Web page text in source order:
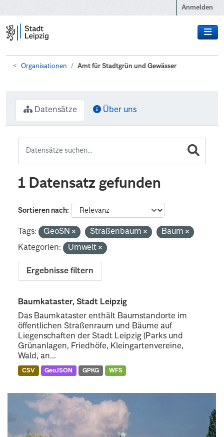
Anmelden
Organisationen Amt für Stadtgrün und Gewässer
Datensätze Über uns
1 Datensatz gefunden
Sortieren nach
Tags: GeoSN Straßenbaum
Baum
Kategorien:
Umwelt
Ergebnisse filtern
Baumkataster, Stadt Leipzig
Das Baumkataster enthält Baumstandorte im
öffentlichen Straßenraum und Bäume auf
Liegenschaften der Stadt Leipzig (Parks und
Grünanlagen, Friedhöfe, Kleingartenvereine,
Wald, an...
CSV GeoJSON GPKG WFS